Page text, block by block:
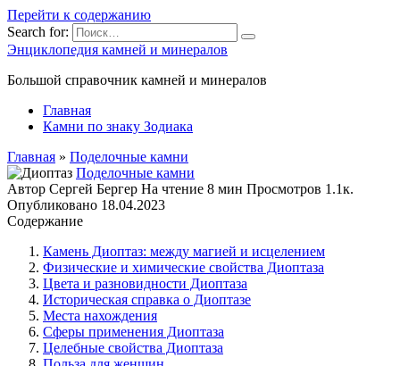
Перейти к содержанию
Search for:
Энциклопедия камней и минералов
Большой справочник камней и минералов
Главная
Камни по знаку Зодиака
Главная » Поделочные камни
Поделочные камни
Автор Сергей Бергер На чтение 8 мин Просмотров 1.1к.
Опубликовано 18.04.2023
Содержание
Камень Диоптаз: между магией и исцелением
Физические и химические свойства Диоптаза
Цвета и разновидности Диоптаза
Историческая справка о Диоптазе
Места нахождения
Сферы применения Диоптаза
Целебные свойства Диоптаза